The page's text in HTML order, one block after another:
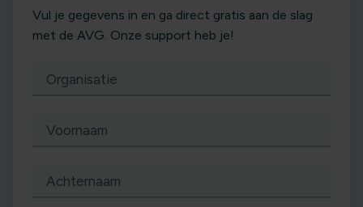
Vul je gegevens in en ga direct gratis aan de slag
met de AVG. Onze support heb je!
Organisatie
Voornaam
Achternaam